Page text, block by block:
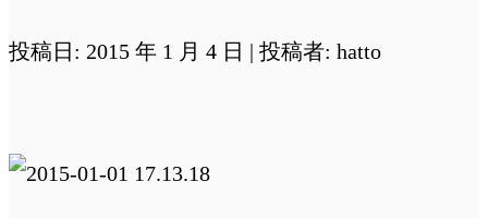
投稿日: 2015 年 1 月 4 日 | 投稿者: hatto